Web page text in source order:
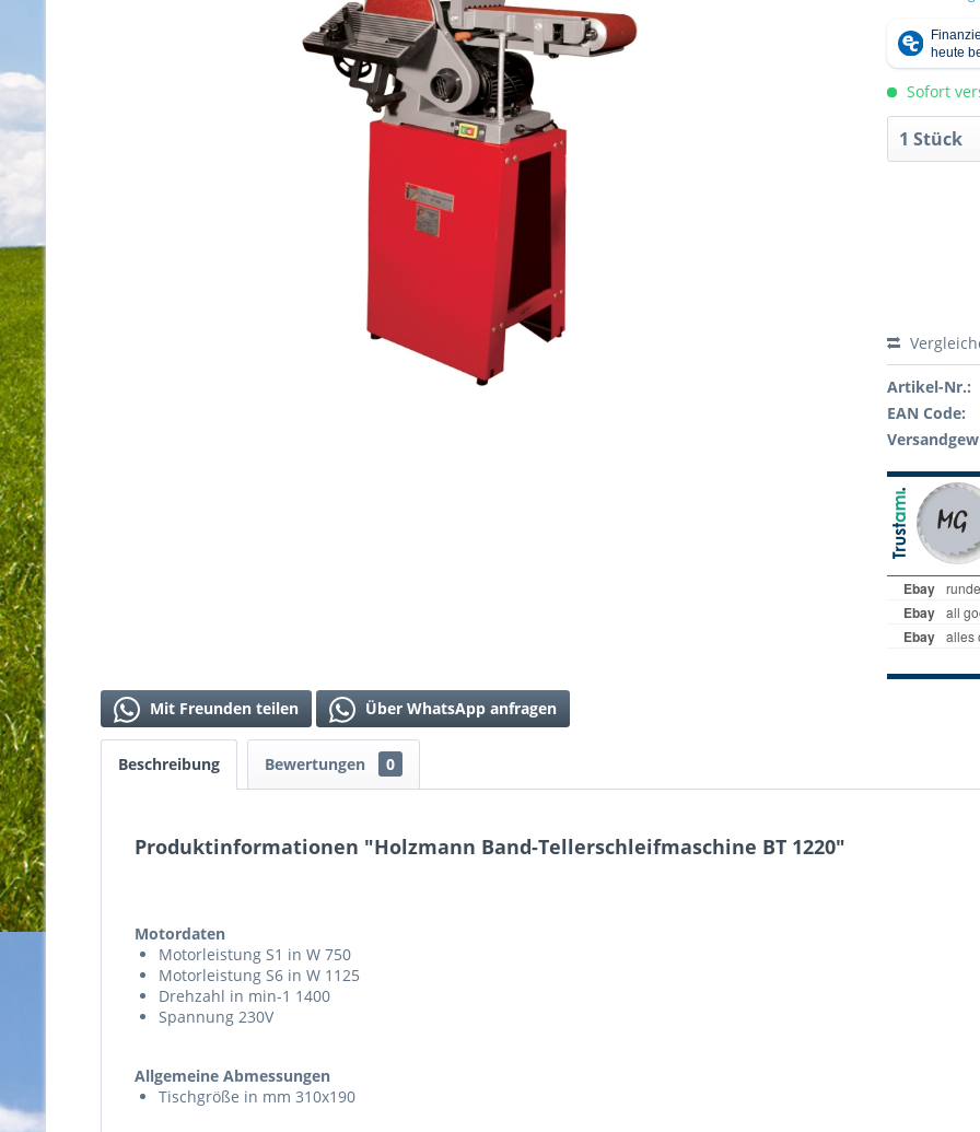
Sofort
Artikel-Nr.:
EAN Code:
Mit Freunden teilen Über WhatsApp anfragen
Beschreibung Bewertungen 0
Produktinformationen "Holzmann Band-Tellerschleifmaschine BT 1220"
Motordaten
Motorleistung S1 in W 750
Motorleistung S6 in W 1125
Drehzahl in min-1 1400
Spannung 230V
Allgemeine Abmessungen
Tischgröße in mm 310x190